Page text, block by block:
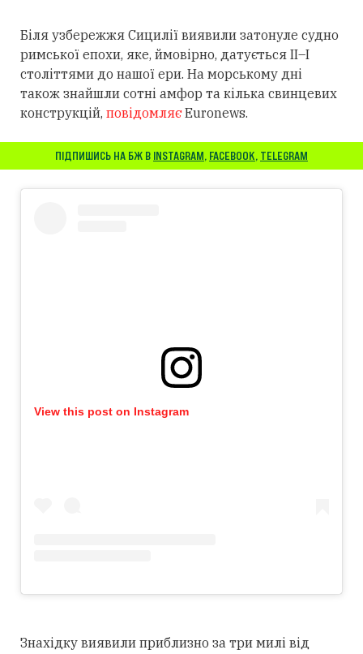
Біля узбережжя Сицилії виявили затонуле судно
римської епохи, яке, ймовірно, датується II–I
століттями до нашої ери. На морському дні
також знайшли сотні амфор та кілька свинцевих
конструкцій, повідомляєEuronews.
ПІДПИШИСЬ НА БЖ В INSTAGRAM, FACEBOOK, TELEGRAM
View this post on Instagram
Знахідку виявили приблизно за три милі від